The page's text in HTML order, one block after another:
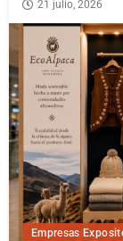
Empresas
21 julio, 2026